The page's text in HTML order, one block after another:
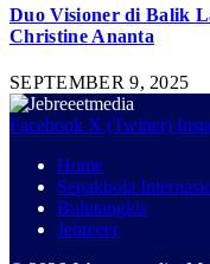
Duo Visioner di Balik
Christine Ananta
SEPTEMBER 9, 2025
Facebook X (Twitter)
Home
Sepakbola
Bulutangkis
Jebreeet